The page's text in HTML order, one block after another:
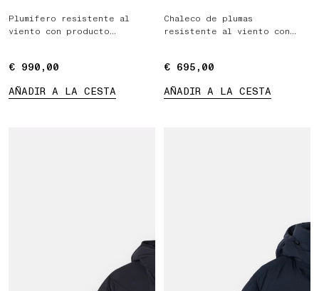
Plumífero resistente al
viento con producto
€ 990,00
€ 990,00
AÑADIR A LA CESTA
Chaleco de plumas
resistente al viento con
€ 695,00
€ 695,00
AÑADIR A LA CESTA